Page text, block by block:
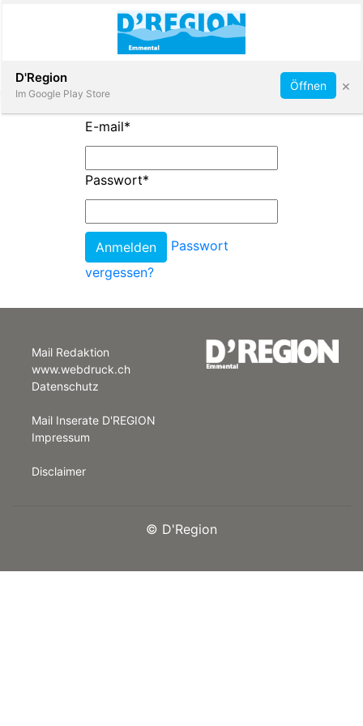
App
Abonnieren
E-mail*
Passwort*
Passwort
vergessen?
Mail Redaktion
www.webdruck.ch
Datenschutz
Mail Inserate D'REGION
Impressum
Disclaimer
© D'Region
D'Region
Im Google Play Store
Öffnen ×